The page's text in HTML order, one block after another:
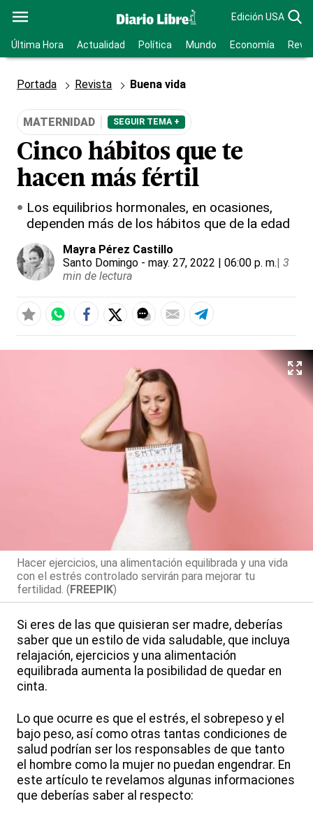
Edición USA
Última Hora Actualidad Política Mundo Economía
Portada Revista Buena vida
MATERNIDAD SEGUIR TEMA +
Cinco hábitos que te
hacen más fértil
Los equilibrios hormonales, en ocasiones,
dependen más de los hábitos que de la edad
Mayra Pérez Castillo
Santo Domingo - may. 27, 2022 | 06:00 p. m.| 3
min de lectura
Hacer ejercicios, una alimentación equilibrada y una vida
con el estrés controlado servirán para mejorar tu
fertilidad. (FREEPIK)
Si eres de las que quisieran ser madre, deberías
saber que un estilo de vida saludable, que incluya
relajación, ejercicios y una alimentación
equilibrada aumenta la posibilidad de quedar en
cinta.
Lo que ocurre es que el estrés, el sobrepeso y el
bajo peso, así como otras tantas condiciones de
salud podrían ser los responsables de que tanto
el hombre como la mujer no puedan engendrar. En
este artículo te revelamos algunas informaciones
que deberías saber al respecto: